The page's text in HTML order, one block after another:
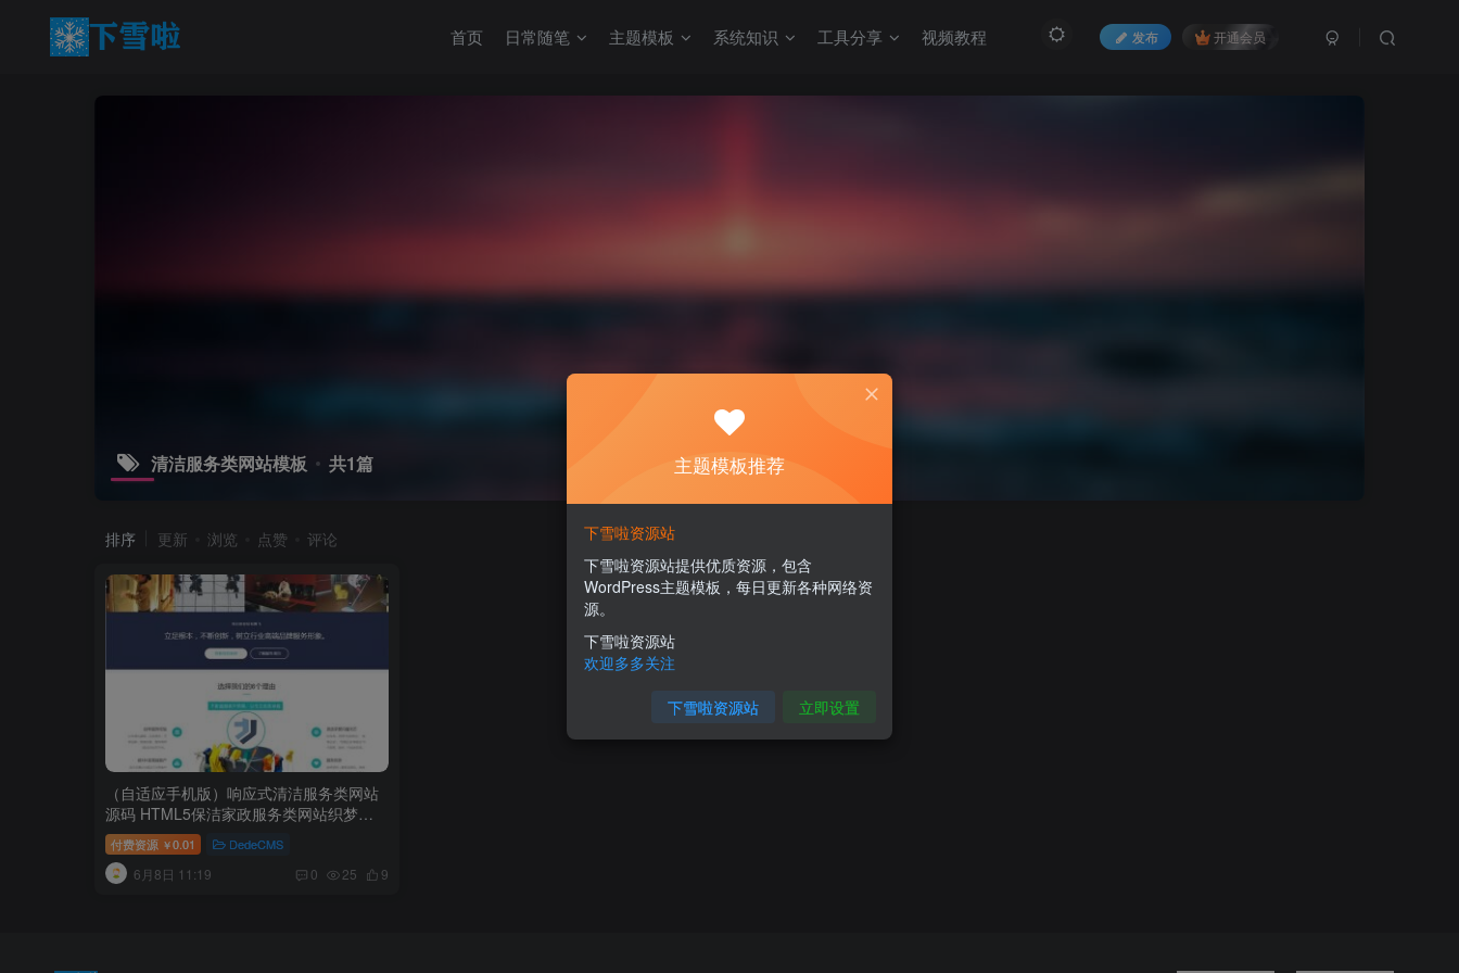
发布 开通会员
首页 日常随笔 主题模板 系统知识 工具分享 视频教程
清洁服务类网站模板 共1篇
排序 更新 浏览 点赞 评论
（自适应手机版）响应式清洁服务类网站
源码 HTML5保洁家政服务类网站织梦模
板付费资源 ￥0.01 DedeCMS
6月8日 11:19 0 25 9
主题模板推荐
下雪啦资源站
下雪啦资源站提供优质资源，包含
WordPress主题模板，每日更新各种网络资
源。
下雪啦资源站
欢迎多多关注
下雪啦资源站 立即设置